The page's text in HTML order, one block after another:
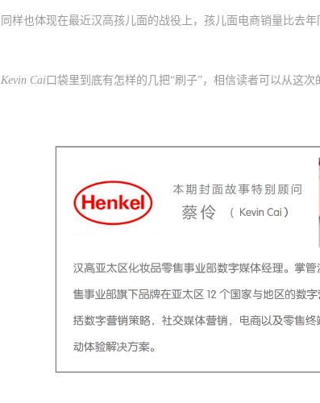
同样也体现在最近汉高孩儿面的战役上，孩儿面电商销量比去年
Kevin Cai 口袋里到底有怎样的几把“刷子”，相信读者可以从这次